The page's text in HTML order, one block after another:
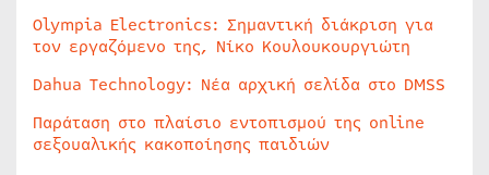
Olympia Electronics: Σημαντική διάκριση για
τον εργαζόμενο της, Νίκο Κουλουκουργιώτη
Dahua Technology: Νέα αρχική σελίδα στο DMSS
Παράταση στο πλαίσιο εντοπισμού της online
σεξουαλικής κακοποίησης παιδιών